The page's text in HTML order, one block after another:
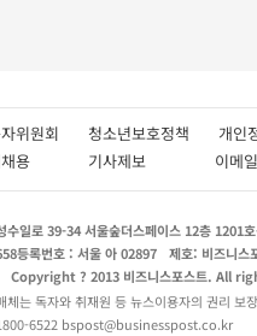
자위원회 청소년보호정책 개
채용 기사제보 이메
수일로 39-34 서울숲더스페이스 12층 1201
등록번호 : 서울 아 02897 제호: 비즈니스
Copyright ? 2013 비즈니스포스트. All
체는 독자와 취재원 등 뉴스이용자의 권리 보
6522 bspost@businesspost.co.kr